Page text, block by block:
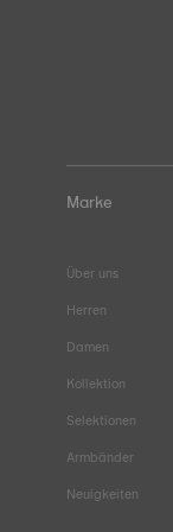
Marke
Über uns
Herren
Damen
Kollektion
Selektionen
Armbänder
Neuigkeiten